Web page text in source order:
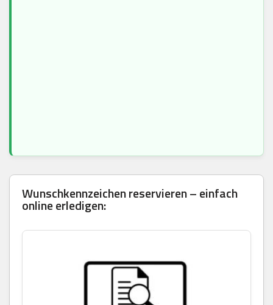
Wunschkennzeichen reservieren – einfach
online erledigen: